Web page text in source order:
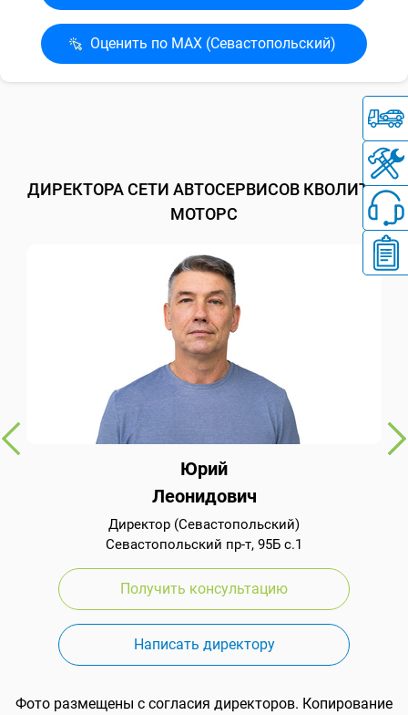
Оценить по MAX (Севасто­польский)
ДИРЕКТОРА СЕТИ АВТОСЕРВИСОВ КВОЛИТИ
МОТОРС
Юрий
Леонидович
Директор (Севастопольский)
Севастопольский пр-т, 95Б с.1
Получить консультацию
Написать директору
Фото размещены с согласия директоров. Копирование